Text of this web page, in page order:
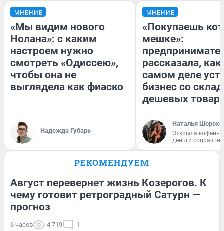
МНЕНИЕ
«Мы видим нового
Нолана»: с каким
настроем нужно
смотреть «Одиссею»,
чтобы она не
выглядела как фиаско
Надежда Губарь
МНЕНИЕ
«Покупаешь
мешке»:
рассказала, как
самом деле
бизнес со
дешевых
Наталья
Открыла
деньги
РЕКОМЕНДУЕМ
Август перевернет жизнь Козерогов. К
чему готовит ретроградный Сатурн —
прогноз
6 часов 4 719 1